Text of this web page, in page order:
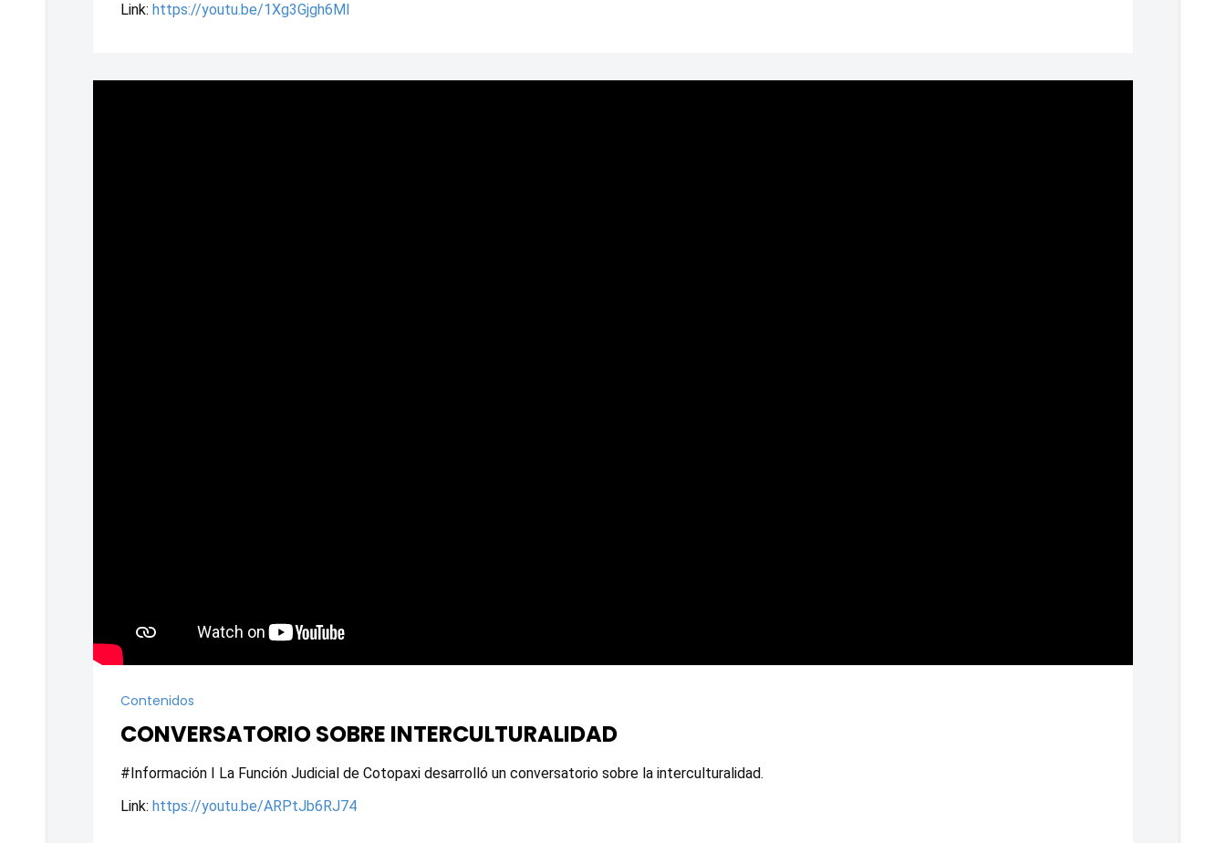
Link: https://youtu.be/1Xg3Gjgh6MI
Contenidos
CONVERSATORIO SOBRE INTERCULTURALIDAD
#Información I La Función Judicial de Cotopaxi desarrolló un conversatorio sobre la interculturalidad.
Link: https://youtu.be/ARPtJb6RJ74